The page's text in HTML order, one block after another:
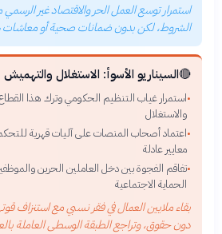
استمرار توسع العمل الحر والاقتصاد غير
الشروط، لكن بدون ضمانات صحية أو معاشات
🔴السيناريو الأسوأ: الاستغلال والتهميش
•استمرار غياب التنظيم الحكومي وترك هذا
والاستغلال
•اعتماد أصحاب المنصات على آليات قهرية
معايير عادلة
•تفاقم الفجوة بين دخل العاملين الحرين
الحماية الاجتماعية
بقاء ملايين العمال في فقر نسبي مع استنزاف
دون حقوق، وتراجع الطبقة الوسطى العاملة